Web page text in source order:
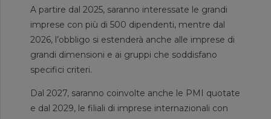
A partire dal 2025, saranno interessate le grandi
imprese con più di 500 dipendenti, mentre dal
2026, l’obbligo si estenderà anche alle imprese di
grandi dimensioni e ai gruppi che soddisfano
specifici criteri.
Dal 2027, saranno coinvolte anche le PMI quotate
e dal 2029, le filiali di imprese internazionali con